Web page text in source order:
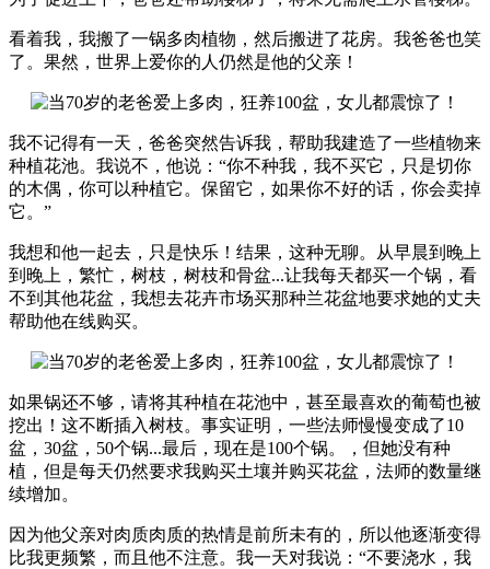
看着我，我搬了一锅多肉植物，然后搬进了花房。我爸爸也笑
了。果然，世界上爱你的人仍然是他的父亲！
我不记得有一天，爸爸突然告诉我，帮助我建造了一些植物来
种植花池。我说不，他说：“你不种我，我不买它，只是切你
的木偶，你可以种植它。保留它，如果你不好的话，你会卖掉
它。”
我想和他一起去，只是快乐！结果，这种无聊。从早晨到晚上
到晚上，繁忙，树枝，树枝和骨盆...让我每天都买一个锅，看
不到其他花盆，我想去花卉市场买那种兰花盆地要求她的丈夫
帮助他在线购买。
如果锅还不够，请将其种植在花池中，甚至最喜欢的葡萄也被
挖出！这不断插入树枝。事实证明，一些法师慢慢变成了10
盆，30盆，50个锅...最后，现在是100个锅。，但她没有种
植，但是每天仍然要求我购买土壤并购买花盆，法师的数量继
续增加。
因为他父亲对肉质肉质的热情是前所未有的，所以他逐渐变得
比我更频繁，而且他不注意。我一天对我说：“不要浇水，我